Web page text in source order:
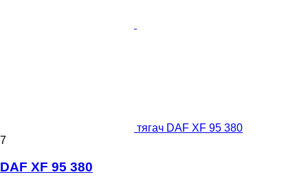
тягач DAF XF 95 380
7
DAF XF 95 380